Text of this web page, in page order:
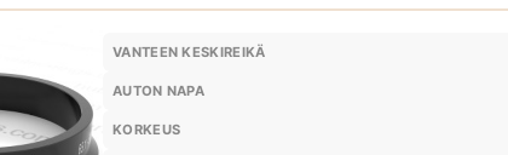
VANTEEN KESKIREIKÄ
AUTON NAPA
KORKEUS